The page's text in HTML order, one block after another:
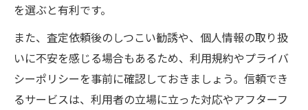
を選ぶと有利です。
また、査定依頼後のしつこい勧誘や、個人情報の取り扱
いに不安を感じる場合もあるため、利用規約やプライバ
シーポリシーを事前に確認しておきましょう。信頼でき
るサービスは、利用者の立場に立った対応やアフターフ